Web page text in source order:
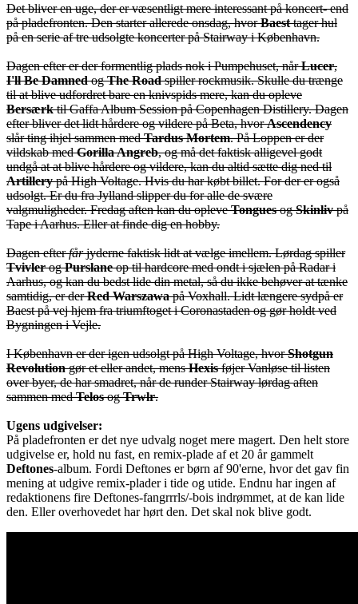
Det bliver en uge, der er væsentligt mere interessant på koncert- end
på pladefronten. Den starter allerede onsdag, hvorBaesttager hul
på en serie af tre udsolgte koncerter på Stairway i København.
Dagen efter er der formentlig plads nok i Pumpehuset, nårLucer,
I'll Be DamnedogThe Roadspiller rockmusik. Skulle du trænge
til at blive udfordret bare en knivspids mere, kan du opleve
Bersærktil Gaffa Album Session på Copenhagen Distillery. Dagen
efter bliver det lidt hårdere og vildere på Beta, hvorAscendency
slår ting ihjel sammen medTardus Mortem. På Loppen er der
vildskab medGorilla Angreb, og må det faktisk alligevel godt
undgå at at blive hårdere og vildere, kan du altid sætte dig ned til
Artillerypå High Voltage. Hvis du har købt billet. For der er også
udsolgt. Er du fra Jylland slipper du for alle de svære
valgmuligheder. Fredag aften kan du opleveTonguesogSkinlivpå
Tape i Aarhus. Eller at finde dig en hobby.
Dagen efterfårjyderne faktisk lidt at vælge imellem. Lørdag spiller
TvivlerogPurslaneop til hardcore med ondt i sjælen på Radar i
Aarhus, og kan du bedst lide din metal, så du ikke behøver at tænke
samtidig, er derRed Warszawapå Voxhall. Lidt længere sydpå er
Baest på vej hjem fra triumftoget i Coronastaden og gør holdt ved
Bygningen i Vejle.
I København er der igen udsolgt på High Voltage, hvorShotgun
Revolutiongør et eller andet, mensHexisføjer Vanløse til listen
over byer, de har smadret, når de runder Stairway lørdag aften
sammen medTelosogTrwlr.
Ugens udgivelser:
På pladefronten er det nye udvalg noget mere magert. Den helt store
udgivelse er, hold nu fast, en remix-plade af et 20 år gammelt
Deftones-album. Fordi Deftones er børn af 90'erne, hvor det gav fin
mening at udgive remix-plader i tide og utide. Endnu har ingen af
redaktionens fire Deftones-fangrrrls/-bois indrømmet, at de kan lide
den. Eller overhovedet har hørt den. Det skal nok blive godt.